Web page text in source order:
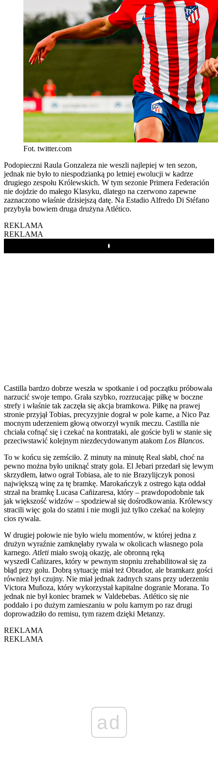
Fot. twitter.com
Podopieczni Raula Gonzaleza nie weszli najlepiej w ten sezon,
jednak nie było to niespodzianką po letniej ewolucji w kadrze
drugiego zespołu Królewskich. W tym sezonie Primera Federación
nie dojdzie do małego Klasyku, dlatego na czerwono zapewne
zaznaczono właśnie dzisiejszą datę. Na Estadio Alfredo Di Stéfano
przybyła bowiem druga drużyna Atlético.
REKLAMA
REKLAMA
Play
Castilla bardzo dobrze weszła w spotkanie i od początku próbowała
narzucić swoje tempo. Grała szybko, rozrzucając piłkę w boczne
strefy i właśnie tak zaczęła się akcja bramkowa. Piłkę na prawej
stronie przyjął Tobias, precyzyjnie dograł w pole karne, a Nico Paz
mocnym uderzeniem głową otworzył wynik meczu. Castilla nie
chciała cofnąć się i czekać na kontrataki, ale goście byli w stanie się
przeciwstawić kolejnym niezdecydowanym atakom Los Blancos.
To w końcu się zemściło. Z minuty na minutę Real słabł, choć na
pewno można było uniknąć straty gola. El Jebari przedarł się lewym
skrzydłem, łatwo ograł Tobiasa, ale to nie Brazylijczyk ponosi
największą winę za tę bramkę. Marokańczyk z ostrego kąta oddał
strzał na bramkę Lucasa Cañizaresa, który – prawdopodobnie tak
jak większość widzów – spodziewał się dośrodkowania. Królewscy
stracili więc gola do szatni i nie mogli już tylko czekać na kolejny
cios rywala.
W drugiej połowie nie było wielu momentów, w której jedna z
drużyn wyraźnie zamknęłaby rywala w okolicach własnego pola
karnego. Atleti miało swoją okazję, ale obronną ręką
wyszedł Cañizares, który w pewnym stopniu zrehabilitował się za
błąd przy golu. Dobrą sytuację miał też Obrador, ale bramkarz gości
również był czujny. Nie miał jednak żadnych szans przy uderzeniu
Victora Muñoza, który wykorzystał kapitalne dogranie Morana. To
jednak nie był koniec bramek w Valdebebas. Atlético się nie
poddało i po dużym zamieszaniu w polu karnym po raz drugi
doprowadziło do remisu, tym razem dzięki Metanzy.
REKLAMA
REKLAMA
ad